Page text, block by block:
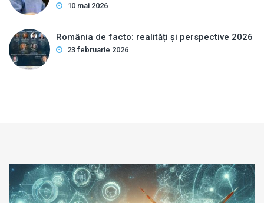
10 mai 2026
România de facto: realități și perspective 2026
23 februarie 2026